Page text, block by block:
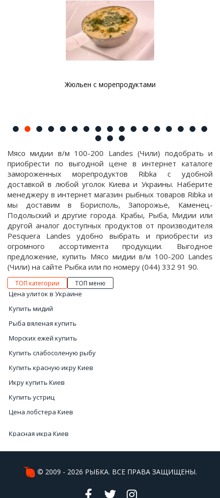
Жюльен с морепродуктами
Мясо мидии в/м 100-200 Landes (Чили) подобрать и
приобрести по выгодной цене в интернет каталоге
замороженных морепродуктов Ribka с удобной
доставкой в любой уголок Киева и Украины. Наберите
менеджеру в интернет магазин рыбных товаров Ribka и
мы доставим в Борисполь, Запорожье, Каменец-
Подольский и другие города. Крабы, Рыба, Мидии или
другой аналог доступных продуктов от производителя
Pesquera Landes удобно выбрать и приобрести из
огромного ассортимента продукции. Выгодное
предложение, купить Мясо мидии в/м 100-200 Landes
(Чили) на сайте Рыбка или по номеру (044) 332 91 90.
ТОП категории ТОП меню
Цена улиток в Украине
Купить мидий
Рыба вяленая купить
Морских ежей купить
Купить слабосоленую рыбу
Купить красную икру Киев
Икру купить Киев
Купить устриц
Цена лобстера Киев
Красная икра Киев
Сушеная рыба
Купить красную икру в Украине
© 2009 - 2026 РЫБКА. ВСЕ ПРАВА ЗАЩИЩЕНЫ.